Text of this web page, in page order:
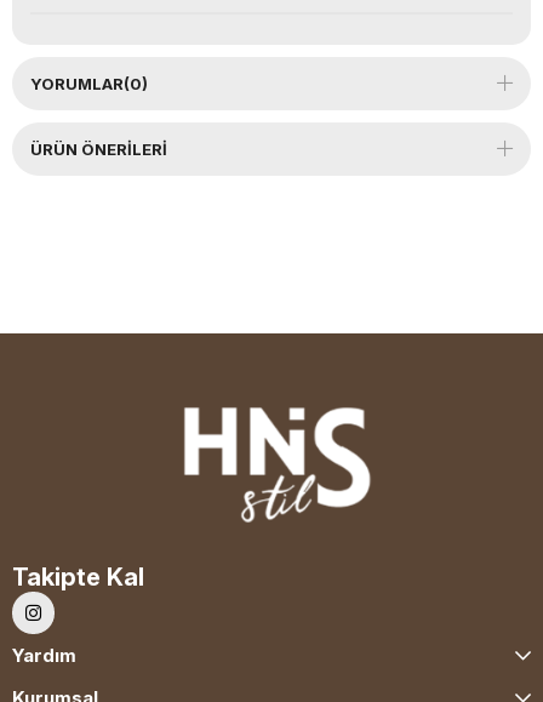
YORUMLAR(0)
ÜRÜN ÖNERILERI
Takipte Kal
Yardım